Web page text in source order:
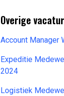
Overige
Account Manager
Expeditie
2024
Logistiek